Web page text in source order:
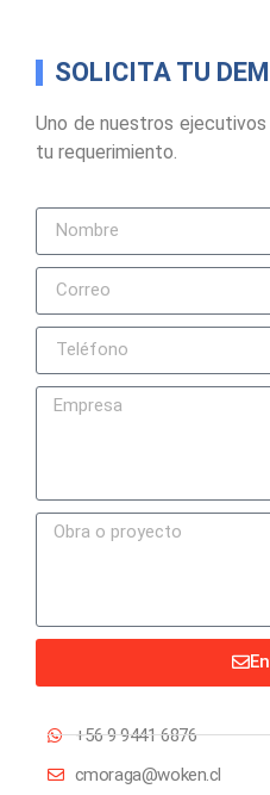
SOLICITA TU
Uno de nuestros
tu requerimiento.
+56 9 9441 6876
cmoraga@woken.cl